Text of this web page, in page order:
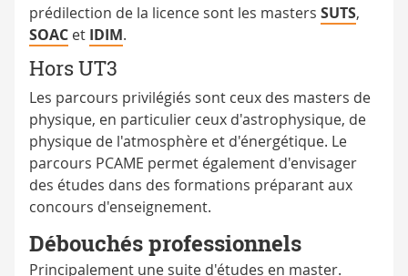
prédilection de la licence sont les masters SUTS,
SOAC et IDIM.
Hors UT3
Les parcours privilégiés sont ceux des masters de
physique, en particulier ceux d'astrophysique, de
physique de l'atmosphère et d'énergétique. Le
parcours PCAME permet également d'envisager
des études dans des formations préparant aux
concours d'enseignement.
Débouchés professionnels
Principalement une suite d'études en master.